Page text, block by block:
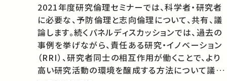
2021年度研究倫理セミナーでは、科学者・研究者
に必要な、予防倫理と志向倫理について、共有、議
論します。続くパネルディスカッションでは、過去の
事例を挙げながら、責任ある研究・イノベーション
（RRI）、研究者同士の相互作用が働くことで、より
高い研究活動の環境を醸成する方法について議論